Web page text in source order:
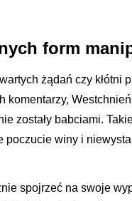
form
żądań czy kłótni
komentarzy,
zostały babciami.
poczucie winy i
spojrzeć na swoje